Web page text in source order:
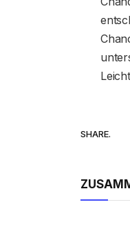
SHARE.